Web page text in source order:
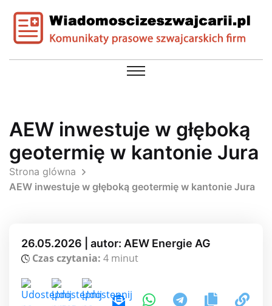
AEW inwestuje w głęboką
geotermię w kantonie Jura
Strona glówna
AEW inwestuje w głęboką geotermię w kantonie Jura
26.05.2026 | autor: AEW Energie AG
Czas czytania: 4 minut